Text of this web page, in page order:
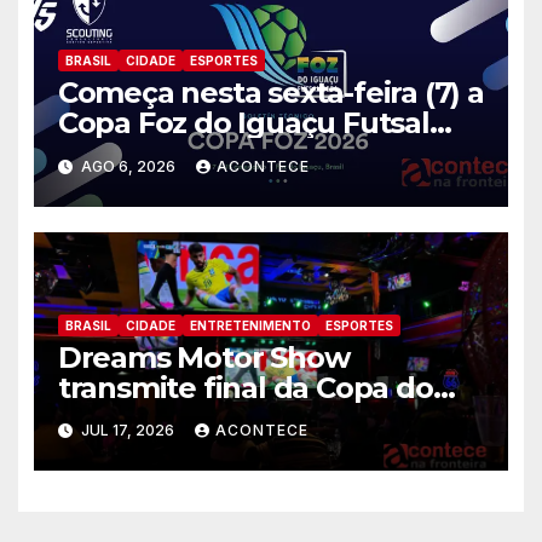
BRASIL CIDADE ESPORTES
Começa nesta sexta-feira (7) a
Copa Foz do Iguaçu Futsal
2026 com equipes de quatro
países
AGO 6, 2026 ACONTECE
BRASIL CIDADE ENTRETENIMENTO ESPORTES
Dreams Motor Show
transmite final da Copa do
Mundo entre Argentina e
Espanha no maior telão de
Foz
JUL 17, 2026 ACONTECE